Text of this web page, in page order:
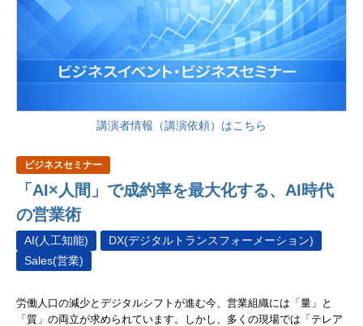
講演者情報（講演依頼）はこちら
ビジネスセミナー
「AI×人間」で成約率を最大化する、AI時代
の営業術
AI(人工知能)
DX(デジタルトランスフォーメーション)
Sales(営業)
労働人口の減少とデジタルシフトが進む今、営業組織には「量」と
「質」の両立が求められています。しかし、多くの現場では「テレア